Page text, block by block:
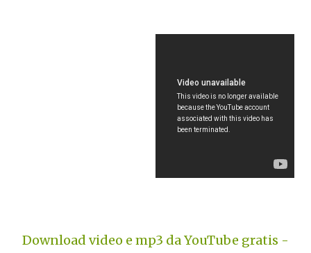
Download video e mp3 da YouTube gratis -